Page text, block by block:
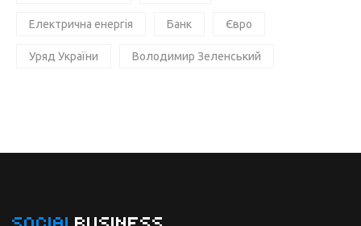
Електрична енергія Банк Євро
Уряд України Володимир Зеленський